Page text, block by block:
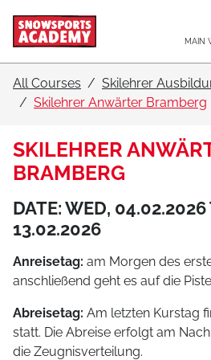
MAIN
All Courses
Skilehrer
Skilehrer Anwärter Bramberg
SKILEHRER
BRAMBERG
DATE: WED, 04.02.2026
13.02.2026
Anreisetag: am Morgen des
anschließend geht es auf die Piste
Abreisetag: Am letzten Kurstag
statt. Die Abreise erfolgt am
die Zeugnisverteilung.